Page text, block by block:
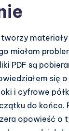
miałam
PDF są
się
i cyfrowe
do końca.
opowieść o